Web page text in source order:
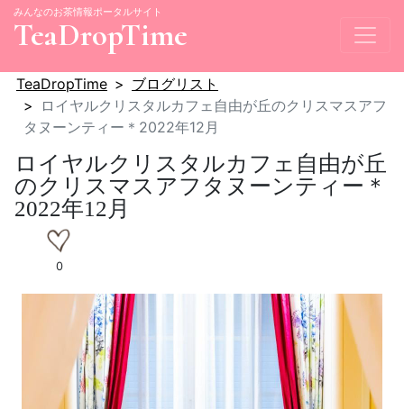
みんなのお茶情報ポータルサイト
TeaDropTime
TeaDropTime
ブログリスト
ロイヤルクリスタルカフェ自由が丘のクリスマスアフ
タヌーンティー＊2022年12月
ロイヤルクリスタルカフェ自由が丘
のクリスマスアフタヌーンティー＊
2022年12月
0